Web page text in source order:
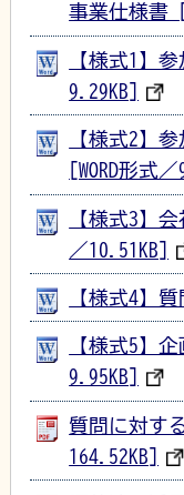
事業仕様書
【様式1】
9.29KB]
【様式2】
[WORD形式
【様式3】
／10.51KB]
【様式4】
【様式5】
9.95KB]
質問に対す
164.52KB]